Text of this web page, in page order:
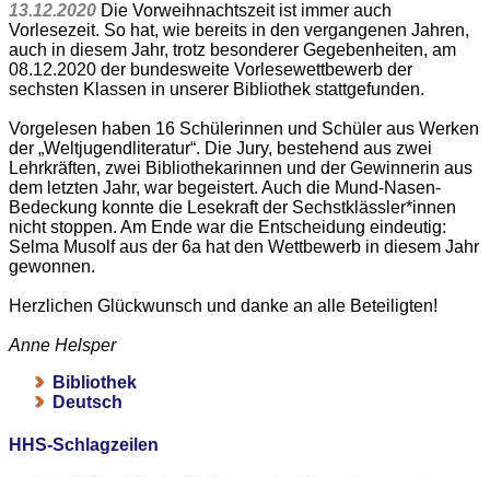
13.12.2020 Die Vorweihnachtszeit ist immer auch
Vorlesezeit. So hat, wie bereits in den vergangenen Jahren,
auch in diesem Jahr, trotz besonderer Gegebenheiten, am
08.12.2020 der bundesweite Vorlesewettbewerb der
sechsten Klassen in unserer Bibliothek stattgefunden.
Vorgelesen haben 16 Schülerinnen und Schüler aus Werken
der „Weltjugendliteratur“. Die Jury, bestehend aus zwei
Lehrkräften, zwei Bibliothekarinnen und der Gewinnerin aus
dem letzten Jahr, war begeistert. Auch die Mund-Nasen-
Bedeckung konnte die Lesekraft der Sechstklässler*innen
nicht stoppen. Am Ende war die Entscheidung eindeutig:
Selma Musolf aus der 6a hat den Wettbewerb in diesem Jahr
gewonnen.
Herzlichen Glückwunsch und danke an alle Beteiligten!
Anne Helsper
Bibliothek
Deutsch
HHS-Schlagzeilen